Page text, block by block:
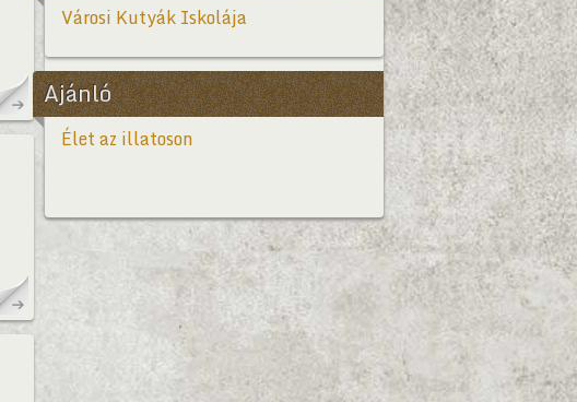
Városi Kutyák Iskolája
Ajánló
Élet az illatoson